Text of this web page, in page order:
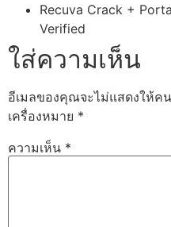
Recuva Crack +
Verified
ใส่ความเห็น
อีเมลของคุณจะไม่แสดงให้ค
เครื่องหมาย *
ความเห็น *